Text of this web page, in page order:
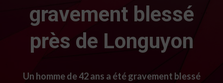
gravement blessé
près de Longuyon
Un homme de 42 ans a été gravement blessé